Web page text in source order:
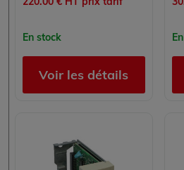
En stock
Voir les détails